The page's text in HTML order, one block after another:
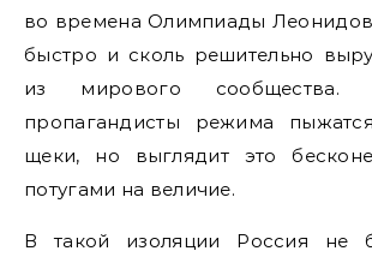
во времена Олимпиады
быстро и сколь решительно
из мирового сообщества.
пропагандисты режима
щеки, но выглядит это
потугами на величие.
В такой изоляции Россия не